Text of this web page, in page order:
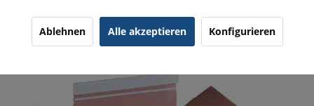
(2)5.00/5.00
Ablehnen Alle akzeptieren Konfigurieren